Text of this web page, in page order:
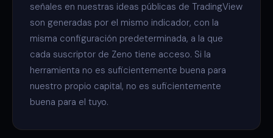
señales en nuestras ideas públicas de TradingView
son generadas por el mismo indicador, con la
misma configuración predeterminada, a la que
cada suscriptor de Zeno tiene acceso. Si la
herramienta no es suficientemente buena para
nuestro propio capital, no es suficientemente
buena para el tuyo.